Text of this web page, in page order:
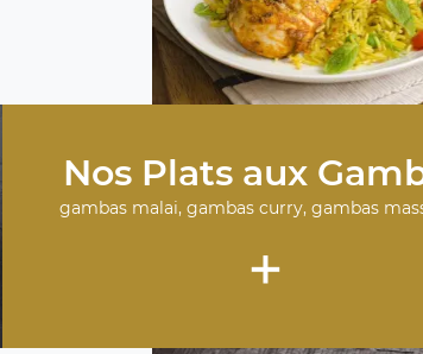
Nos Plats aux
gambas malai, gambas curry, gambas
+